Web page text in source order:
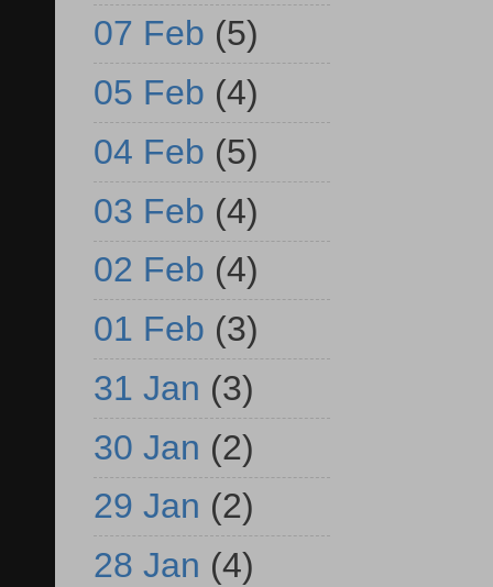
07 Feb (5)
05 Feb (4)
04 Feb (5)
03 Feb (4)
02 Feb (4)
01 Feb (3)
31 Jan (3)
30 Jan (2)
29 Jan (2)
28 Jan (4)